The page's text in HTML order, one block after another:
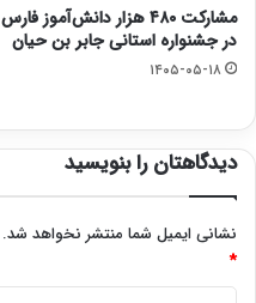
مشارکت ۴۸۰ هزار دانش‌آموز فارس
در جشنواره استانی جابر بن حیان
۱۴۰۵-۰۵-۱۸
دیدگاهتان را بنویسید
نشانی ایمیل شما منتشر نخواهد شد.
*